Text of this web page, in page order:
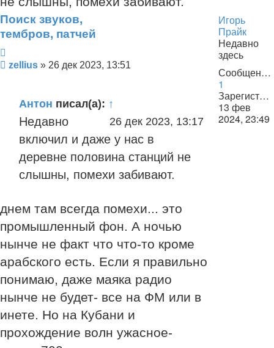
Поиск звуков,
тембров, патчей
Сообщение
zellius » 26 дек 2023, 13:51
Антон писал(а): ↑
26 дек 2023, 13:17
Недавно
включил и даже у нас в
деревне половина станций не
слышны, помехи забивают.
днем там всегда помехи... это
промышленный фон. А ночью
нынче не факт что что-то кроме
арабского есть. Если я правильно
понимаю, даже маяка радио
нынче не будет- все на ФМ или в
инете. Но на Кубани и
прохождение волн ужасное-
Игорь
Прайк
Недавно
здесь
Сообщения:
1
Зарегистрирован:
13 фев
2024, 23:49